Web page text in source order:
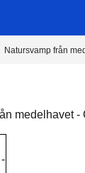
Natursvamp från